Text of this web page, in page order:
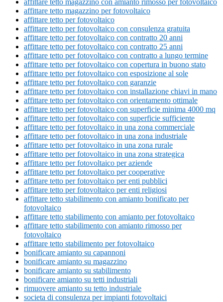
affittare tetto magazzino per fotovoltaico
affittare tetto per fotovoltaico
affittare tetto per fotovoltaico con consulenza gratuita
affittare tetto per fotovoltaico con contratto 20 anni
affittare tetto per fotovoltaico con contratto 25 anni
affittare tetto per fotovoltaico con contratto a lungo termine
affittare tetto per fotovoltaico con copertura in buono stato
affittare tetto per fotovoltaico con esposizione al sole
affittare tetto per fotovoltaico con garanzie
affittare tetto per fotovoltaico con installazione chiavi in mano
affittare tetto per fotovoltaico con orientamento ottimale
affittare tetto per fotovoltaico con superficie minima 4000 mq
affittare tetto per fotovoltaico con superficie sufficiente
affittare tetto per fotovoltaico in una zona commerciale
affittare tetto per fotovoltaico in una zona industriale
affittare tetto per fotovoltaico in una zona rurale
affittare tetto per fotovoltaico in una zona strategica
affittare tetto per fotovoltaico per aziende
affittare tetto per fotovoltaico per cooperative
affittare tetto per fotovoltaico per enti pubblici
affittare tetto per fotovoltaico per enti religiosi
affittare tetto stabilimento con amianto bonificato per
fotovoltaico
affittare tetto stabilimento con amianto per fotovoltaico
affittare tetto stabilimento con amianto rimosso per
fotovoltaico
affittare tetto stabilimento per fotovoltaico
bonificare amianto su capannoni
bonificare amianto su magazzino
bonificare amianto su stabilimento
bonificare amianto su tetti industriali
rimuovere amianto su tetto industriale
societa di consulenza per impianti fotovoltaici